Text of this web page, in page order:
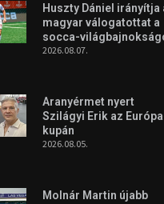
Huszty Dániel irányítja
magyar válogatottat a
socca-
2026.08.07.
Aranyérmet nyert
Szilágyi Erik az
kupán
2026.08.05.
Molnár Martin újabb